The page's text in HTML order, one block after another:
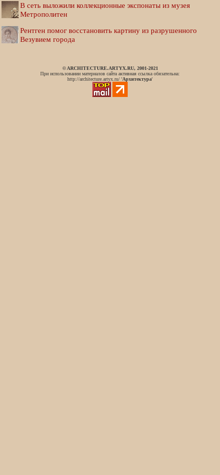
В сеть выложили коллекционные экспонаты из музея
Метрополитен
Рентген помог восстановить картину из разрушенного
Везувием города
© ARCHITECTURE.ARTYX.RU, 2001-2021
При использовании материалов сайта активная ссылка обязательна:
http://architecture.artyx.ru/ 'Архитектура'